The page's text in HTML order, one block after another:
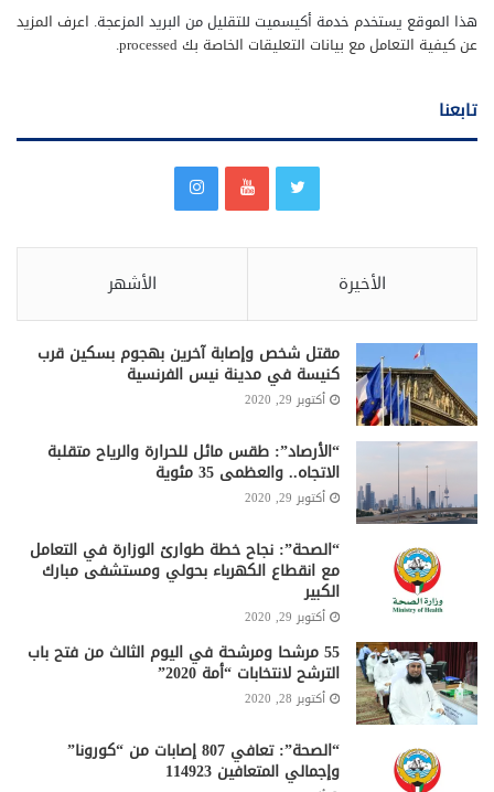
هذا الموقع يستخدم خدمة أكيسميت للتقليل من البريد المزعجة. اعرف المزيد
عن كيفية التعامل مع بيانات التعليقات الخاصة بك processed
.
تابعنا
الأخيرة الأشهر
مقتل شخص وإصابة آخرين بهجوم بسكين قرب
كنيسة في مدينة نيس الفرنسية
أكتوبر 29, 2020
“الأرصاد”: طقس مائل للحرارة والرياح متقلبة
الاتجاه.. والعظمى 35 مئوية
أكتوبر 29, 2020
“الصحة”: نجاح خطة طوارئ الوزارة في التعامل
مع انقطاع الكهرباء بحولي ومستشفى مبارك
الكبير
أكتوبر 29, 2020
55 مرشحا ومرشحة في اليوم الثالث من فتح باب
الترشح لانتخابات “أمة 2020”
أكتوبر 28, 2020
“الصحة”: تعافي 807 إصابات من “كورونا”
وإجمالي المتعافين 114923